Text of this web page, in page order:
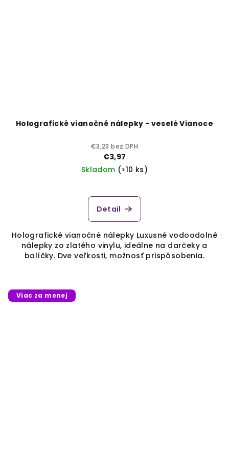
Holografické vianočné nálepky - veselé Vianoce
€3,23 bez DPH
€3,97
Skladom (>10 ks)
Detail
Holografické vianočné nálepky Luxusné vodoodolné
nálepky zo zlatého vinylu, ideálne na darčeky a
balíčky. Dve veľkosti, možnosť prispôsobenia.
Viac za menej